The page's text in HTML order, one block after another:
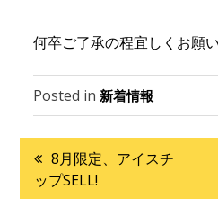
何卒ご了承の程宜しくお願
Posted in新着情報
投
8月限定、アイスチ
ップSELL!